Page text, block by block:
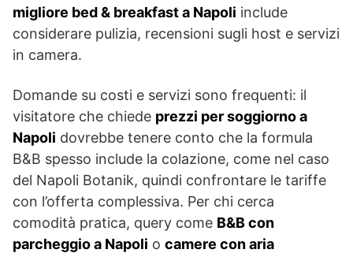
migliore bed & breakfast a Napoli include
considerare pulizia, recensioni sugli host e servizi
in camera.
Domande su costi e servizi sono frequenti: il
visitatore che chiede prezzi per soggiorno a
Napoli dovrebbe tenere conto che la formula
B&B spesso include la colazione, come nel caso
del Napoli Botanik, quindi confrontare le tariffe
con l’offerta complessiva. Per chi cerca
comodità pratica, query come B&B con
parcheggio a Napoli o camere con aria